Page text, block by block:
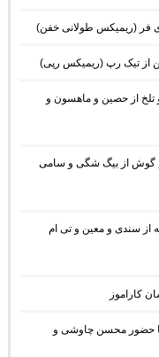
از تیک رپ (ریمیکس رپی)
تلخ از حصین و ماهسون و
گوش از بیگ شگی و سامی
از سندی و معین و تی ام
کاراموز
از دی جی یاشار با حضور محسن چاوشی و